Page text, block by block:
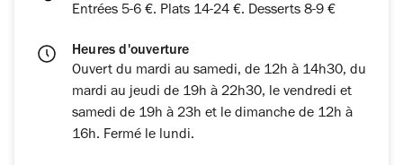
Entrées 5-6 €. Plats 14-24 €. Desserts 8-9 €
Heures d'ouverture
Ouvert du mardi au samedi, de 12h à 14h30, du
mardi au jeudi de 19h à 22h30, le vendredi et
samedi de 19h à 23h et le dimanche de 12h à
16h. Fermé le lundi.